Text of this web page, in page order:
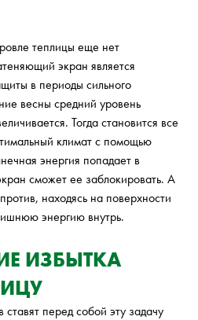
теплицы еще нет
экран является
в периоды сильного
весны средний уровень
Тогда становится все
климат с помощью
энергия попадает в
сможет ее заблокировать. А
находясь на поверхности
энергию внутрь.
ИЗБЫТКА
перед собой эту задачу